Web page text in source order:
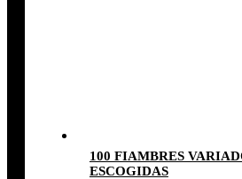
100 FIAMBRES
ESCOGIDAS